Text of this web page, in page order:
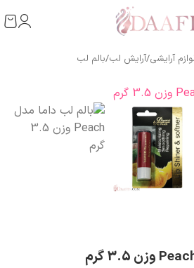
لوازم آرایشی/آرایش لب/بالم لب